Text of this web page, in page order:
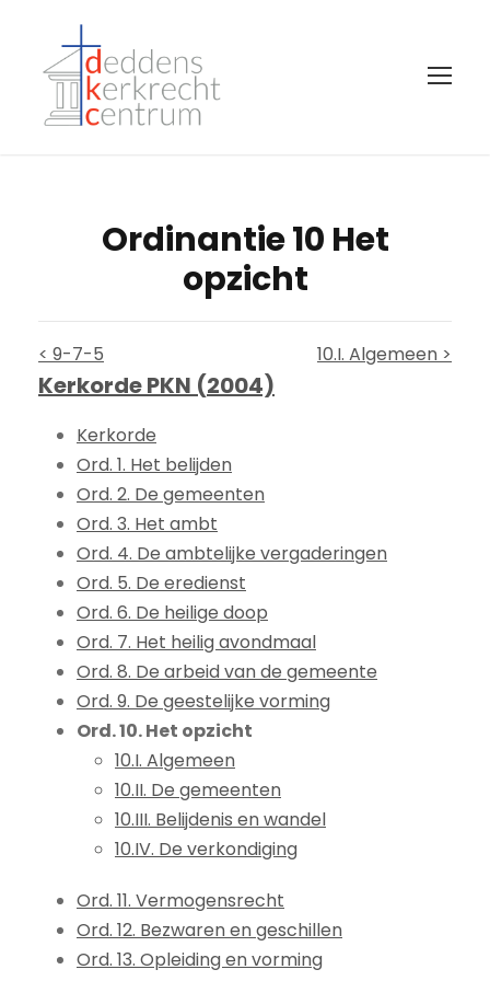
Ordinantie 10 Het
opzicht
< 9-7-5 10.I. Algemeen >
Kerkorde PKN (2004)
Kerkorde
Ord. 1. Het belijden
Ord. 2. De gemeenten
Ord. 3. Het ambt
Ord. 4. De ambtelijke vergaderingen
Ord. 5. De eredienst
Ord. 6. De heilige doop
Ord. 7. Het heilig avondmaal
Ord. 8. De arbeid van de gemeente
Ord. 9. De geestelijke vorming
Ord. 10. Het opzicht
10.I. Algemeen
10.II. De gemeenten
10.III. Belijdenis en wandel
10.IV. De verkondiging
Ord. 11. Vermogensrecht
Ord. 12. Bezwaren en geschillen
Ord. 13. Opleiding en vorming